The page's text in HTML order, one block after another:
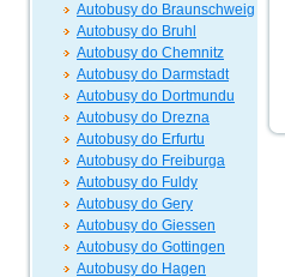
Autobusy do Braunschweig
Autobusy do Bruhl
Autobusy do Chemnitz
Autobusy do Darmstadt
Autobusy do Dortmundu
Autobusy do Drezna
Autobusy do Erfurtu
Autobusy do Freiburga
Autobusy do Fuldy
Autobusy do Gery
Autobusy do Giessen
Autobusy do Gottingen
Autobusy do Hagen